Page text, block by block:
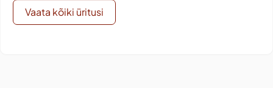
Vaata kõiki üritusi